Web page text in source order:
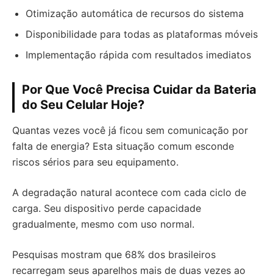
Otimização automática de recursos do sistema
Disponibilidade para todas as plataformas móveis
Implementação rápida com resultados imediatos
Por Que Você Precisa Cuidar da Bateria
do Seu Celular Hoje?
Quantas vezes você já ficou sem comunicação por
falta de energia? Esta situação comum esconde
riscos sérios para seu equipamento.
A degradação natural acontece com cada ciclo de
carga. Seu dispositivo perde capacidade
gradualmente, mesmo com uso normal.
Pesquisas mostram que 68% dos brasileiros
recarregam seus aparelhos mais de duas vezes ao